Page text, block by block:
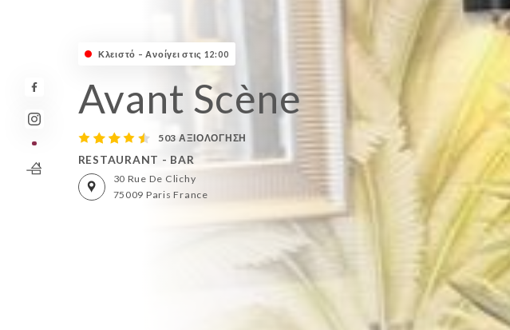
Κλειστό – Ανοίγει στις 12:00
Avant Scène
503 ΑΞΙΟΛΌΓΗΣΗ
RESTAURANT - BAR
30 Rue De Clichy
75009 Paris France